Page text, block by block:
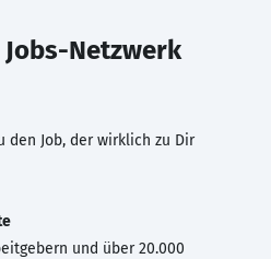
Jobs-Netzwerk
den Job, der wirklich zu Dir
und über 20.000